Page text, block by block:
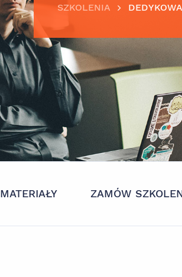
SZKOLENIA
MATERIAŁY ZAMÓW